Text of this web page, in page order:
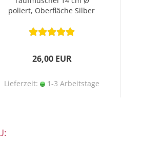
poliert, Oberfläche Silber
26,00 EUR
Lieferzeit: 1-3 Arbeitstage